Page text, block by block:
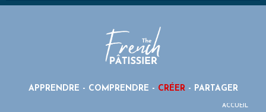
APPRENDRE - COMPRENDRE - CRÉER- PARTAGER
ACCUEIL